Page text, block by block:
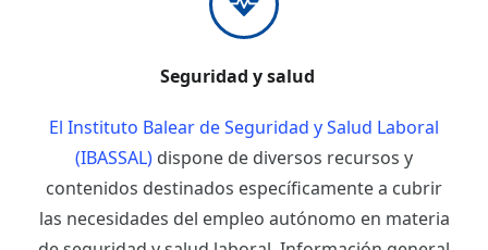
Seguridad y salud
El Instituto Balear de Seguridad y Salud Laboral
(IBASSAL) dispone de diversos recursos y
contenidos destinados específicamente a cubrir
las necesidades del empleo autónomo en materia